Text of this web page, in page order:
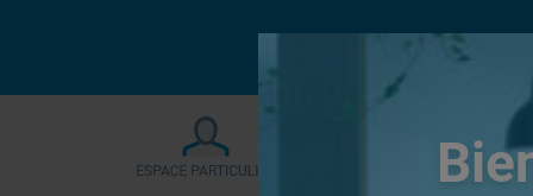
Le forum sera